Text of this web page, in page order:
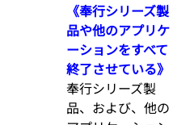
《奉行シリーズ製
品や他のアプリケ
ーションをすべて
終了させている》
奉行シリーズ製
品、および、他の